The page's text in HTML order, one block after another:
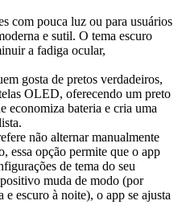
com pouca luz ou para usuários
e sutil. O tema escuro
a fadiga ocular,
gosta de pretos verdadeiros,
OLED, oferecendo um preto
economiza bateria e cria uma
não alternar manualmente
essa opção permite que o app
de tema do seu
muda de modo (por
escuro à noite), o app se ajusta